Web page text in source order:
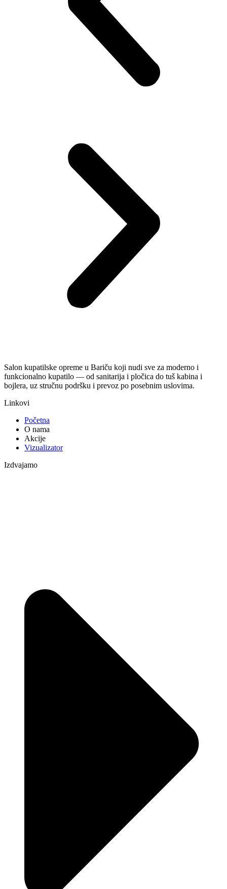
Salon kupatilske opreme u Bariču koji nudi sve za moderno i
funkcionalno kupatilo — od sanitarija i pločica do tuš kabina i
bojlera, uz stručnu podršku i prevoz po posebnim uslovima.
Linkovi
Početna
O nama
Akcije
Vizualizator
Izdvajamo